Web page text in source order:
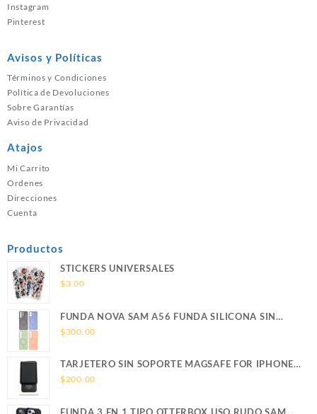
Instagram
Pinterest
Avisos y Políticas
Términos y Condiciones
Política de Devoluciones
Sobre Garantías
Aviso de Privacidad
Atajos
Mi Carrito
Ordenes
Direcciones
Cuenta
Productos
STICKERS UNIVERSALES
$3.00
FUNDA NOVA SAM A56 FUNDA SILICONA SIN
SOPORTE MAGNETICO SAMSUNG
$300.00
TARJETERO SIN SOPORTE MAGSAFE FOR IPHONE
LEATHER WALLET MAGSAFE
$200.00